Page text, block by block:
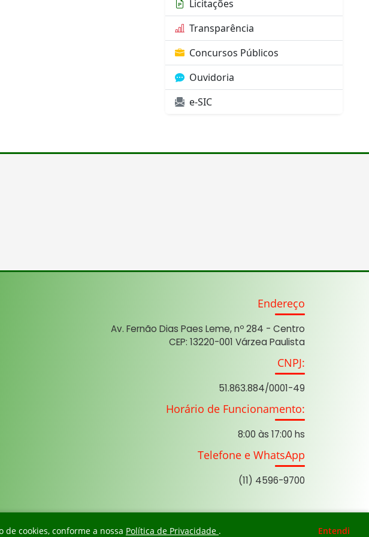
Licitações
Transparência
Concursos Públicos
Ouvidoria
e-SIC
Endereço
Av. Fernão Dias Paes Leme, nº 284 - Centro
CEP: 13220-001 Várzea Paulista
CNPJ:
51.863.884/0001-49
Horário de Funcionamento:
8:00 às 17:00 hs
Telefone e WhatsApp
(11) 4596-9700
cookies, conforme a nossa Política de Privacidade . Entendi